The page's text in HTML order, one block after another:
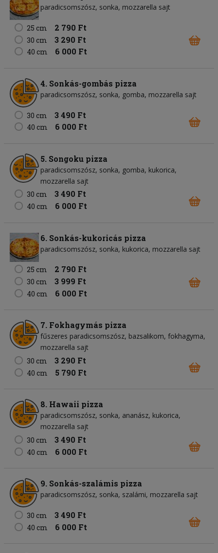
paradicsomszósz sonka mozzarella sajt
25 cm 2 790 Ft
30 cm 3 290 Ft
40 cm 6 000 Ft
4. Sonkás-gombás pizza
paradicsomszósz sonka gomba mozzarella sajt
30 cm 3 490 Ft
40 cm 6 000 Ft
5. Songoku pizza
paradicsomszósz sonka gomba kukorica
mozzarella sajt
30 cm
3 490 Ft
40 cm 6 000 Ft
6. Sonkás-kukoricás pizza
paradicsomszósz sonka kukorica mozzarella sajt
25 cm 2 790 Ft
30 cm 3 999 Ft
40 cm 6 000 Ft
7. Fokhagymás pizza
fűszeres paradicsomszósz bazsalikom fokhagyma
mozzarella sajt
30 cm
3 290 Ft
40 cm 5 790 Ft
8. Hawaii pizza
paradicsomszósz sonka ananász kukorica
mozzarella sajt
30 cm
3 490 Ft
40 cm 6 000 Ft
9. Sonkás-szalámis pizza
paradicsomszósz sonka szalámi mozzarella sajt
30 cm 3 490 Ft
40 cm 6 000 Ft